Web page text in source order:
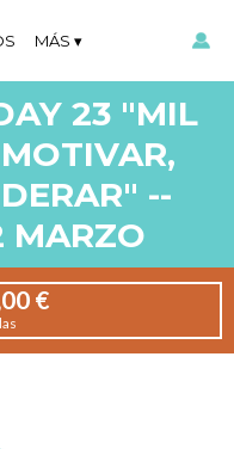
MÁS
23 "MIL
--
MARZO
€